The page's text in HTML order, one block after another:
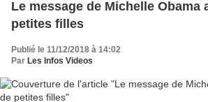
Le message de Michelle Obama
petites filles
Publié le 11/12/2018 à 14:02
Par Les Infos Videos